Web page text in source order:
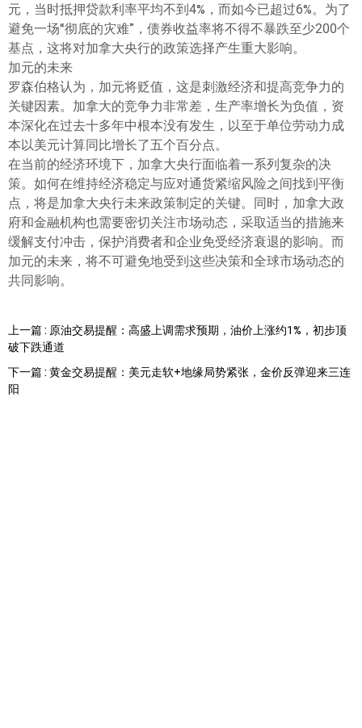
元，当时抵押贷款利率平均不到4%，而如今已超过6%。为了
避免一场“彻底的灾难”，债券收益率将不得不暴跌至少200个
基点，这将对加拿大央行的政策选择产生重大影响。
加元的未来
罗森伯格认为，加元将贬值，这是刺激经济和提高竞争力的
关键因素。加拿大的竞争力非常差，生产率增长为负值，资
本深化在过去十多年中根本没有发生，以至于单位劳动力成
本以美元计算同比增长了五个百分点。
在当前的经济环境下，加拿大央行面临着一系列复杂的决
策。如何在维持经济稳定与应对通货紧缩风险之间找到平衡
点，将是加拿大央行未来政策制定的关键。同时，加拿大政
府和金融机构也需要密切关注市场动态，采取适当的措施来
缓解支付冲击，保护消费者和企业免受经济衰退的影响。而
加元的未来，将不可避免地受到这些决策和全球市场动态的
共同影响。
上一篇 : 原油交易提醒：高盛上调需求预期，油价上涨约1%，初步顶
破下跌通道
下一篇 : 黄金交易提醒：美元走软+地缘局势紧张，金价反弹迎来三连
阳